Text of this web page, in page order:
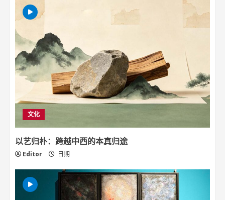
文化
以艺归朴：跨越中西的本真归途
Editor 日期